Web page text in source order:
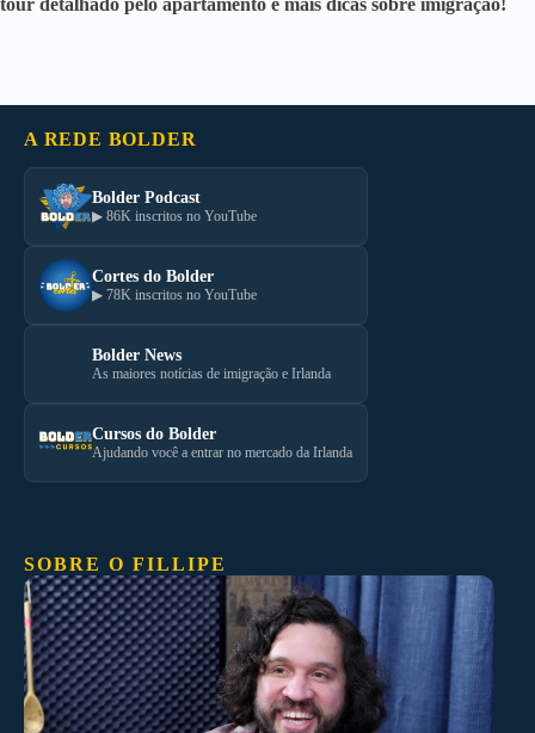
tour detalhado pelo apartamento e mais dicas sobre imigração!
A REDE BOLDER
Bolder Podcast
▶ 86K inscritos no YouTube
Cortes do Bolder
▶ 78K inscritos no YouTube
Bolder News
As maiores notícias de imigração e Irlanda
Cursos do Bolder
Ajudando você a entrar no mercado da Irlanda
SOBRE O FILLIPE